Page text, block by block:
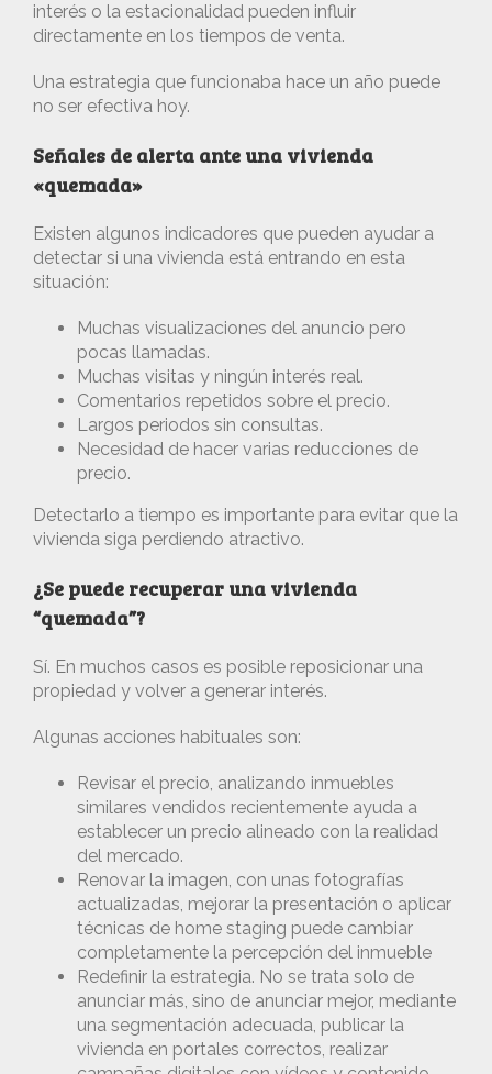
interés o la estacionalidad pueden influir
directamente en los tiempos de venta.
Una estrategia que funcionaba hace un año puede
no ser efectiva hoy.
Señales de alerta ante una vivienda
«quemada»
Existen algunos indicadores que pueden ayudar a
detectar si una vivienda está entrando en esta
situación:
Muchas visualizaciones del anuncio pero
pocas llamadas.
Muchas visitas y ningún interés real.
Comentarios repetidos sobre el precio.
Largos periodos sin consultas.
Necesidad de hacer varias reducciones de
precio.
Detectarlo a tiempo es importante para evitar que la
vivienda siga perdiendo atractivo.
¿Se puede recuperar una vivienda
“quemada”?
Sí. En muchos casos es posible reposicionar una
propiedad y volver a generar interés.
Algunas acciones habituales son:
Revisar el precio, analizando inmuebles
similares vendidos recientemente ayuda a
establecer un precio alineado con la realidad
del mercado.
Renovar la imagen, con unas fotografías
actualizadas, mejorar la presentación o aplicar
técnicas de home staging puede cambiar
completamente la percepción del inmueble
Redefinir la estrategia. No se trata solo de
anunciar más, sino de anunciar mejor, mediante
una segmentación adecuada, publicar la
vivienda en portales correctos, realizar